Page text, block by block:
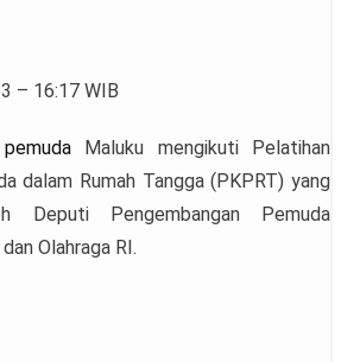
– 16:17 WIB
pemudaMaluku mengikuti Pelatihan
dalam Rumah Tangga (PKPRT) yang
Deputi Pengembangan Pemuda
Olahraga RI.